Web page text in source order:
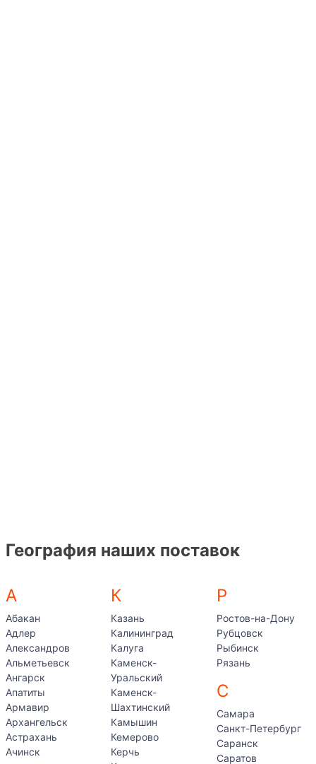
География наших поставок
А
Абакан
Адлер
Александров
Альметьевск
Ангарск
Апатиты
Армавир
Архангельск
Астрахань
Ачинск
К
Казань
Калининград
Калуга
Каменск-
Уральский
Каменск-
Шахтинский
Камышин
Кемерово
Керчь
Р
Ростов-на-Дону
Рубцовск
Рыбинск
Рязань
С
Самара
Санкт-Петербург
Саранск
Саратов